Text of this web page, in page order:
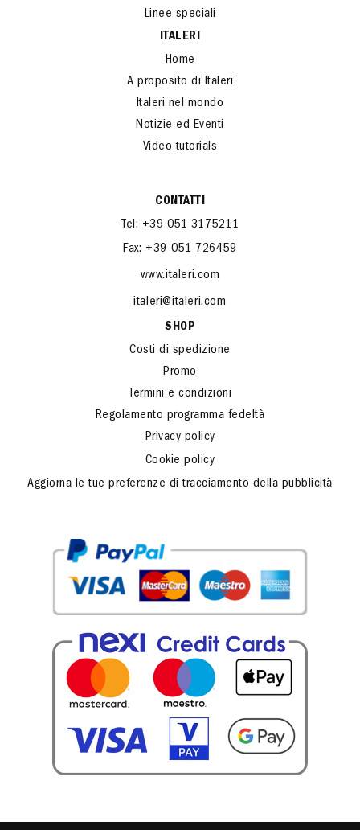
Linee speciali
ITALERI
Home
A proposito di Italeri
Italeri nel mondo
Notizie ed Eventi
Video tutorials
CONTATTI
Tel: +39 051 3175211
Fax: +39 051 726459
www.italeri.com
italeri@italeri.com
SHOP
Costi di spedizione
Promo
Termini e condizioni
Regolamento programma fedeltà
Privacy policy
Cookie policy
Aggiorna le tue preferenze di tracciamento della pubblicità